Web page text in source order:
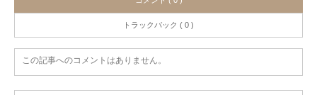
トラックバック ( 0 )
この記事へのコメントはありません。